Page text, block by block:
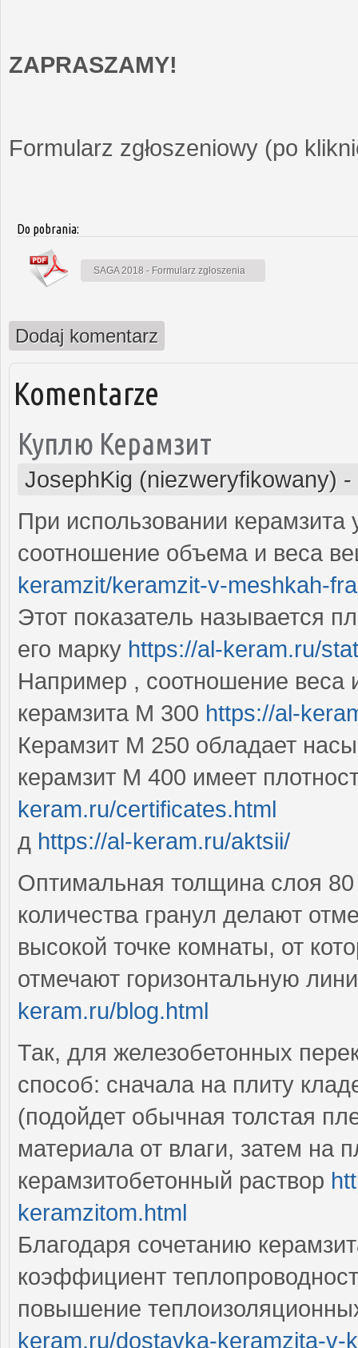
ZAPRASZAMY!
Formularz zgłoszeniowy (po
Do pobrania:
SAGA 2018 - Formularz zgłoszenia
Dodaj komentarz
Komentarze
Куплю Керамзит
JosephKig (niezweryfikowany) -
При использовании
соотношение объема и веса
keramzit/keramzit-v-meshkah-
Этот показатель называется
его марку https://al-keram.ru/
Например , соотношение веса
керамзита М 300 https://al-
Керамзит М 250 обладает
керамзит М 400 имеет
keram.ru/certificates.html
д https://al-keram.ru/aktsii/
Оптимальная толщина слоя
количества гранул делают
высокой точке комнаты, от
отмечают горизонтальную
keram.ru/blog.html
Так, для железобетонных
способ: сначала на плиту
(подойдет обычная толстая
материала от влаги, затем на
керамзитобетонный раствор
keramzitom.html
Благодаря сочетанию
коэффициент
повышение
keram.ru/dostavka-keramzita-v-